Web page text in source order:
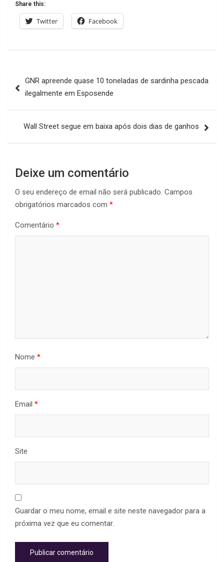
Share this:
Twitter Facebook
de
GNR apreende quase 10 toneladas de sardinha pescada
ilegalmente em Esposende
Wall Street segue em baixa após dois dias de ganhos
Deixe um comentário
O seu endereço de email não será publicado. Campos
obrigatórios marcados com *
Comentário *
Nome *
Email *
Site
Guardar o meu nome, email e site neste navegador para a
próxima vez que eu comentar.